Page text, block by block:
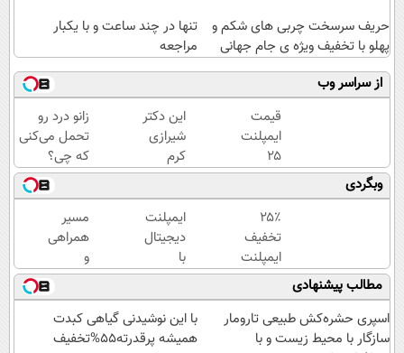
حریف سرسخت چربی های شکم و
پهلو با تخفیف ویژه ی جام جهانی
تنها در چند ساعت و با یکبار
مراجعه
از سراسر وب
قیمت
ایمپلنت
۲۵
میلیون
+
روکش
رایگان
این دکتر
شیرازی
کرم
ترمیم
زخم
ایرانی را
ساخت!!!
زانو درد رو
تحمل می‌کنی
که چی؟
راه‌حلش
همین‌جاست!
وبگردی
۲۵٪
تخفیف
ایمپلنت
تا پایان
جشنواره
🎁
ایمپلنت
دیجیتال
با
گارانتی
15
ساله،
اقساط
مسیر
همراهی
و
گزارش
عملکرد
گروه
اسنپ
مطالب پیشنهادی
اسپری حشره‌کش طبیعی تارومار
سازگار با محیط زیست و با
با این نوشیدنی گیاهی کبدت
همیشه پرقدرته55%تخفیف